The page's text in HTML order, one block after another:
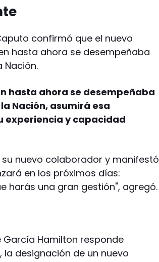
confirmó que el nuevo
hasta ahora se desempeñaba
Nación.
hasta ahora se desempeñaba
Nación, asumirá esa
experiencia y capacidad
nuevo colaborador y manifestó
en los próximos días:
harás una gran gestión", agregó.
Hamilton responde
designación de un nuevo